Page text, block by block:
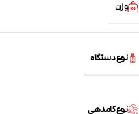
وزن
نوع دستگاه
نوع کامدهی